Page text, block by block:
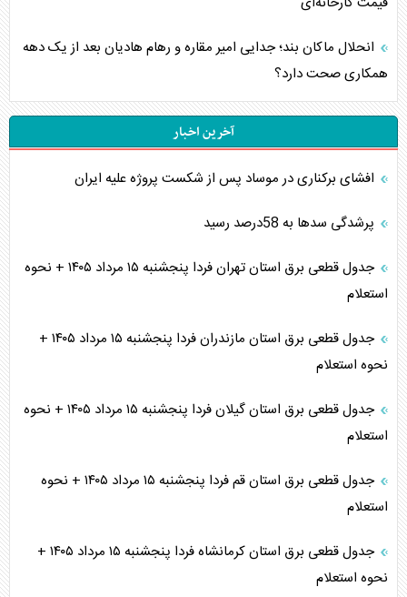
انحلال ماکان بند؛ جدایی امیر مقاره و رهام هادیان بعد از یک دهه
همکاری صحت دارد؟
آخرین اخبار
افشای برکناری در موساد پس از شکست پروژه علیه ایران
پرشدگی سدها به 58درصد رسید
جدول قطعی برق استان تهران فردا پنجشنبه ۱۵ مرداد ۱۴۰۵ + نحوه
استعلام
جدول قطعی برق استان مازندران فردا پنجشنبه ۱۵ مرداد ۱۴۰۵ +
نحوه استعلام
جدول قطعی برق استان گیلان فردا پنجشنبه ۱۵ مرداد ۱۴۰۵ + نحوه
استعلام
جدول قطعی برق استان قم فردا پنجشنبه ۱۵ مرداد ۱۴۰۵ + نحوه
استعلام
جدول قطعی برق استان کرمانشاه فردا پنجشنبه ۱۵ مرداد ۱۴۰۵ +
نحوه استعلام